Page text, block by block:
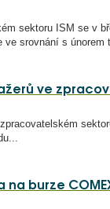
sektoru ISM se v
ve srovnání s
ve
burze